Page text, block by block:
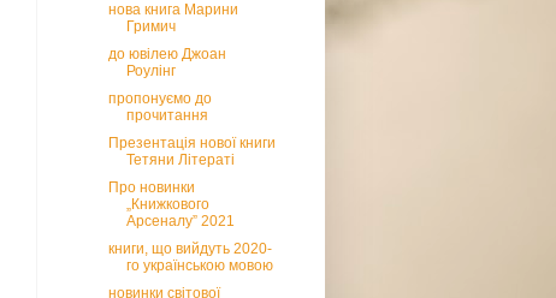
нова книга Марини
Гримич
до ювілею Джоан
Роулінг
пропонуємо до
прочитання
Презентація нової книги
Тетяни Літераті
Про новинки
„Книжкового
Арсеналу” 2021
книги, що вийдуть 2020-
го українською мовою
новинки світової